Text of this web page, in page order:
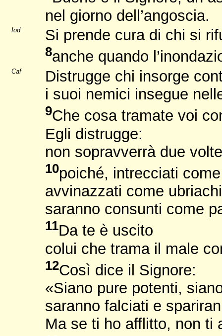
nel giorno dell’angoscia.
Iod Si prende cura di chi si
8anche quando
Caf
Distrugge chi insorge
i suoi nemici insegue
9Che cosa tramate voi
Egli distrugge:
non sopravverrà due
10poiché, intrecciati
avvinazzati come
saranno consunti come
11Da te è uscito
colui che trama il male
12Così dice il Signore:
«Siano pure potenti,
saranno falciati e
Ma se ti ho afflitto, non ti